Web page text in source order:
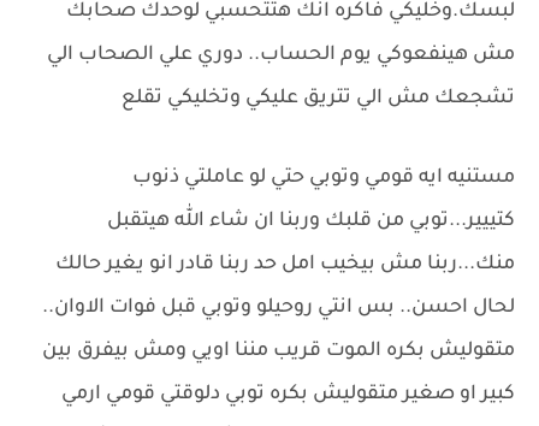
لبسك.وخليكي فاكره انك هتتحسبي لوحدك صحابك
مش هينفعوكي يوم الحساب.. دوري علي الصحاب الي
تشجعك مش الي تتريق عليكي وتخليكي تقلع
مستنيه ايه قومي وتوبي حتي لو عاملتي ذنوب
كتييير...توبي من قلبك وربنا ان شاء الله هيتقبل
منك...ربنا مش بيخيب امل حد ربنا قادر انو يغير حالك
لحال احسن.. بس انتي روحيلو وتوبي قبل فوات الاوان..
متقوليش بكره الموت قريب مننا اويي ومش بيفرق بين
كبير او صغير متقوليش بكره توبي دلوقتي قومي ارمي